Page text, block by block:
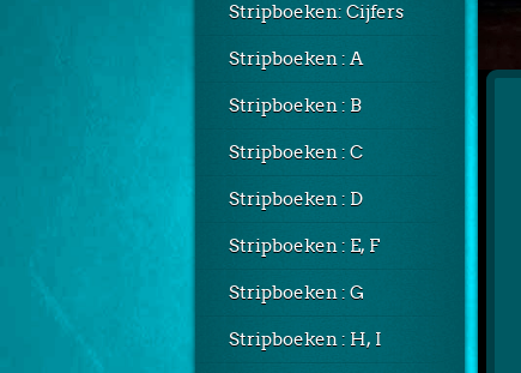
Stripboeken: Cijfers
Stripboeken : A
Stripboeken : B
Stripboeken : C
Stripboeken : D
Stripboeken : E, F
Stripboeken : G
Stripboeken : H, I